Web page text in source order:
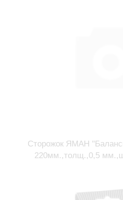
Сторожок ЯМАН
220мм.,толщ.,0,5